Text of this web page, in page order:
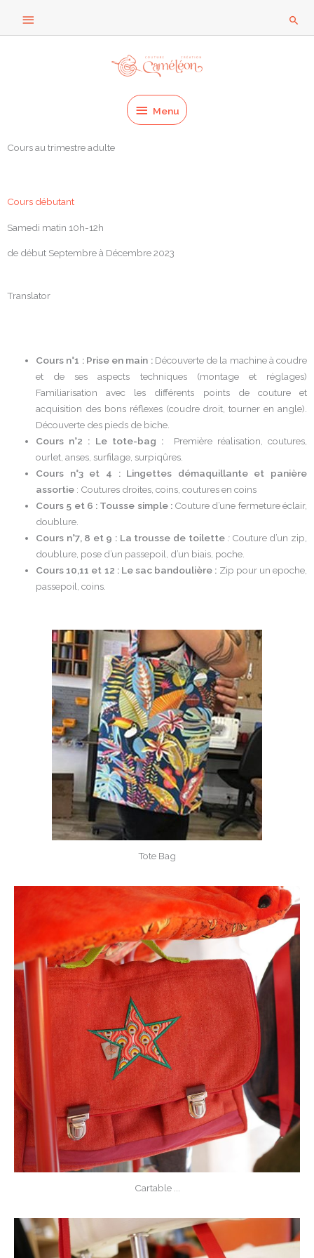
contenu
Au
dessus
Menu
Menu
Cours au trimestre adulte
Cours débutant
Samedi matin 10h-12h
de début Septembre à Décembre 2023
Translator
Cours n°1 : Prise en main :Découverte de la machine à coudre
et de ses aspects techniques (montage et réglages)
Familiarisation avec les différents points de couture et
acquisition des bons réflexes (coudre droit, tourner en angle).
Découverte des pieds de biche.
Cours n°2 : Le tote-bag :
Première réalisation, coutures,
ourlet, anses, surfilage, surpiqûres.
Cours n°3 et 4 : Lingettes démaquillante et panière
assortie : Coutures droites, coins, coutures en coins
Cours 5 et 6 : Tousse simple :Couture d’une fermeture éclair,
doublure.
Cours n°7, 8 et 9 : La trousse de toilette: Couture d’un zip,
doublure, pose d’un passepoil, d’un biais, poche.
Cours 10,11 et 12 : Le sac bandoulière : Zip pour un epoche,
passepoil, coins.
Tote Bag
Cartable ...